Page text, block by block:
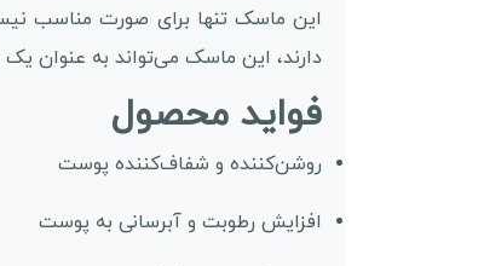
این ماسک تنها برای صورت مناسب
دارند، این ماسک می‌تواند به عنوان
فواید محصول
روشن‌کننده و شفاف‌کننده پوست
افزایش رطوبت و آبرسانی به پوست